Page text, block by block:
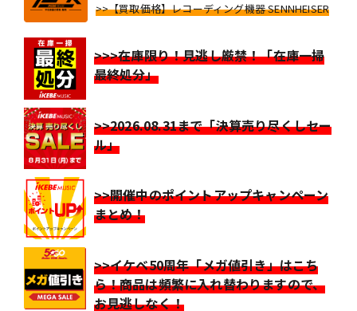
>>【買取価格】レコーディング機器 SENNHEISER
>>>在庫限り！見逃し厳禁！「在庫一掃
最終処分」
>>2026.08.31まで「決算売り尽くしセー
ル」
>>開催中のポイントアップキャンペーン
まとめ！
>>イケベ50周年「メガ値引き」はこち
ら！商品は頻繁に入れ替わりますので、
お見逃しなく！